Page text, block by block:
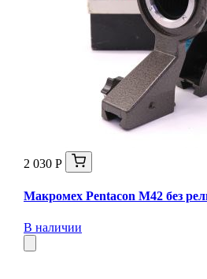
2 030 Р
Макромех Pentaсon M42 без
В наличии